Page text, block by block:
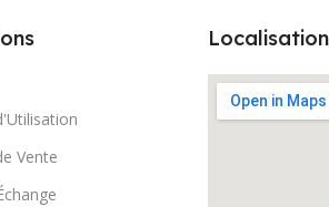
Vente
Localisation